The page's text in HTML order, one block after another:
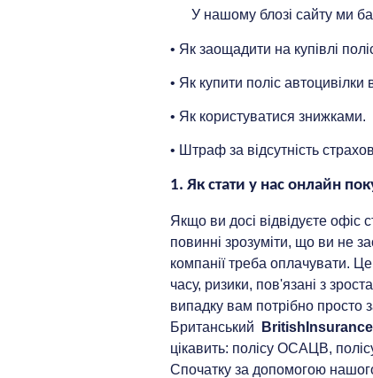
У нашому блозі сайту ми
• Як заощадити на купівлі
• Як купити поліс автоцивілки
• Як користуватися знижками.
• Штраф за відсутність
1. Як стати у нас онлайн
Якщо ви досі відвідуєте офіс
повинні зрозуміти, що ви не
компанії треба оплачувати.
часу, ризики, пов'язані з
випадку вам потрібно просто
Британський
BritishInsurance
цікавить: полісу ОСАЦВ,
Спочатку за допомогою